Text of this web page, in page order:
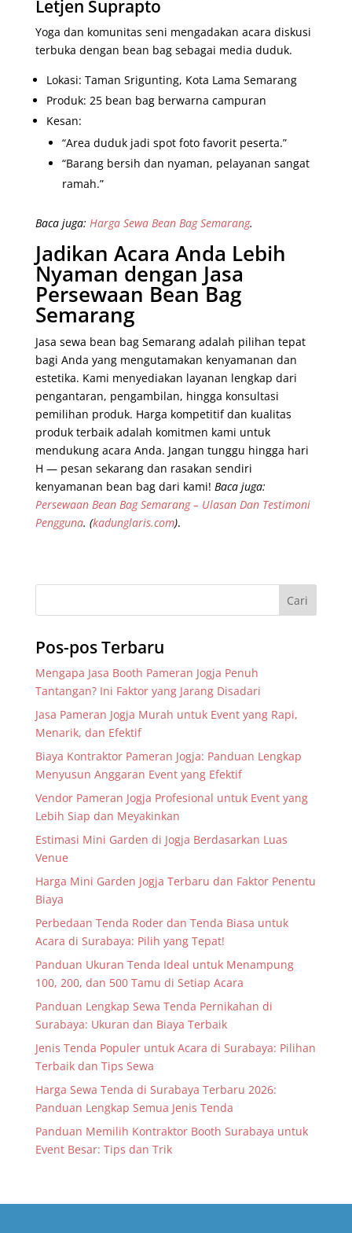
Letjen Suprapto
Yoga dan komunitas seni mengadakan acara diskusi
terbuka dengan bean bag sebagai media duduk.
Lokasi: Taman Srigunting, Kota Lama Semarang
Produk: 25 bean bag berwarna campuran
Kesan:
“Area duduk jadi spot foto favorit peserta.”
“Barang bersih dan nyaman, pelayanan sangat
ramah.”
Baca juga: Harga Sewa Bean Bag Semarang.
Jadikan Acara Anda Lebih
Nyaman dengan Jasa
Persewaan Bean Bag
Semarang
Jasa sewa bean bag Semarang adalah pilihan tepat
bagi Anda yang mengutamakan kenyamanan dan
estetika. Kami menyediakan layanan lengkap dari
pengantaran, pengambilan, hingga konsultasi
pemilihan produk. Harga kompetitif dan kualitas
produk terbaik adalah komitmen kami untuk
mendukung acara Anda. Jangan tunggu hingga hari
H — pesan sekarang dan rasakan sendiri
kenyamanan bean bag dari kami! Baca juga:
Persewaan Bean Bag Semarang – Ulasan Dan Testimoni
Pengguna. (kadunglaris.com).
Pos-pos Terbaru
Mengapa Jasa Booth Pameran Jogja Penuh
Tantangan? Ini Faktor yang Jarang Disadari
Jasa Pameran Jogja Murah untuk Event yang Rapi,
Menarik, dan Efektif
Biaya Kontraktor Pameran Jogja: Panduan Lengkap
Menyusun Anggaran Event yang Efektif
Vendor Pameran Jogja Profesional untuk Event yang
Lebih Siap dan Meyakinkan
Estimasi Mini Garden di Jogja Berdasarkan Luas
Venue
Harga Mini Garden Jogja Terbaru dan Faktor Penentu
Biaya
Perbedaan Tenda Roder dan Tenda Biasa untuk
Acara di Surabaya: Pilih yang Tepat!
Panduan Ukuran Tenda Ideal untuk Menampung
100, 200, dan 500 Tamu di Setiap Acara
Panduan Lengkap Sewa Tenda Pernikahan di
Surabaya: Ukuran dan Biaya Terbaik
Jenis Tenda Populer untuk Acara di Surabaya: Pilihan
Terbaik dan Tips Sewa
Harga Sewa Tenda di Surabaya Terbaru 2026:
Panduan Lengkap Semua Jenis Tenda
Panduan Memilih Kontraktor Booth Surabaya untuk
Event Besar: Tips dan Trik